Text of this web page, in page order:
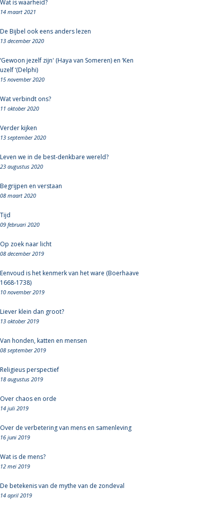
Wat is waarheid?
14 maart 2021
De Bijbel ook eens anders lezen
13 december 2020
‘Gewoon jezelf zijn' (Haya van Someren) en ‘Ken
uzelf ‘(Delphi)
15 november 2020
Wat verbindt ons?
11 oktober 2020
Verder kijken
13 september 2020
Leven we in de best-denkbare wereld?
23 augustus 2020
Begrijpen en verstaan
08 maart 2020
Tijd
09 februari 2020
Op zoek naar licht
08 december 2019
Eenvoud is het kenmerk van het ware (Boerhaave
1668-1738)
10 november 2019
Liever klein dan groot?
13 oktober 2019
Van honden, katten en mensen
08 september 2019
Religieus perspectief
18 augustus 2019
Over chaos en orde
14 juli 2019
Over de verbetering van mens en samenleving
16 juni 2019
Wat is de mens?
12 mei 2019
De betekenis van de mythe van de zondeval
14 april 2019